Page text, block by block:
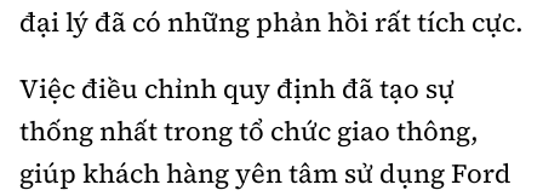
đại lý đã có những phản hồi rất tích cực.
Việc điều chỉnh quy định đã tạo sự
thống nhất trong tổ chức giao thông,
giúp khách hàng yên tâm sử dụng Ford